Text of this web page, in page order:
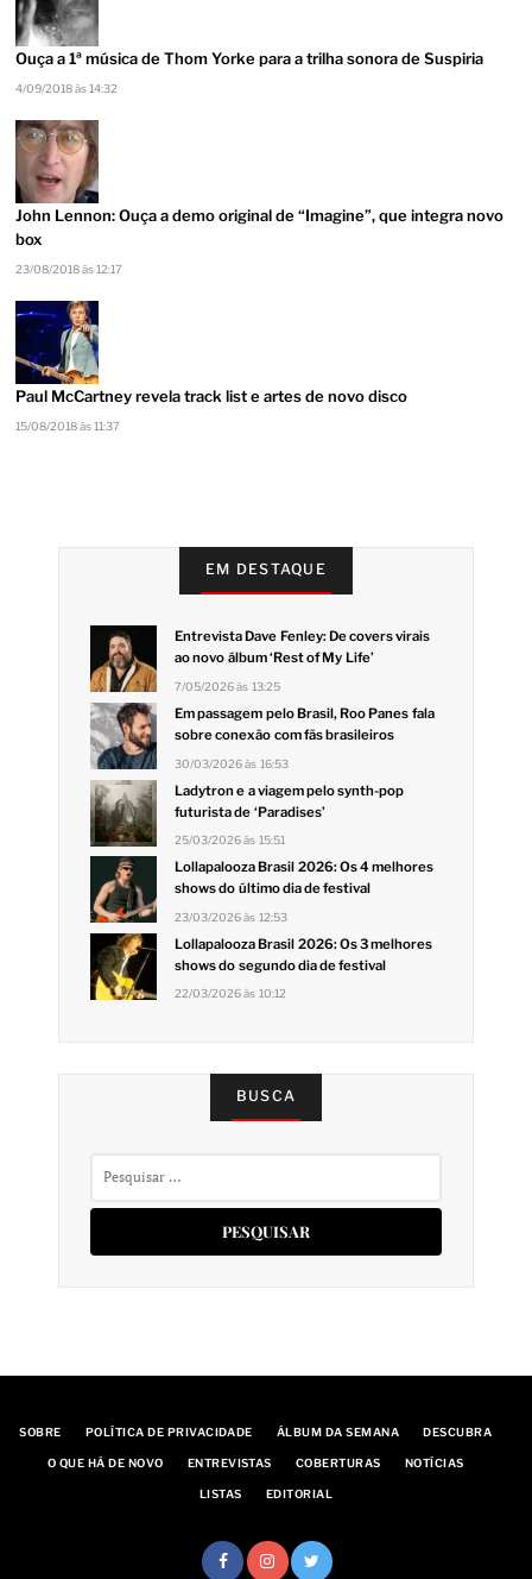
Ouça a 1ª música de Thom Yorke para a trilha sonora de Suspiria
4/09/2018 às 14:32
John Lennon: Ouça a demo original de “Imagine”, que integra novo
box
23/08/2018 às 12:17
Paul McCartney revela track list e artes de novo disco
15/08/2018 às 11:37
EM DESTAQUE
Entrevista Dave Fenley: De covers virais
ao novo álbum ‘Rest of My Life’
7/05/2026 às 13:25
Em passagem pelo Brasil, Roo Panes fala
sobre conexão com fãs brasileiros
30/03/2026 às 16:53
Ladytron e a viagem pelo synth-pop
futurista de ‘Paradises’
25/03/2026 às 15:51
Lollapalooza Brasil 2026: Os 4 melhores
shows do último dia de festival
23/03/2026 às 12:53
Lollapalooza Brasil 2026: Os 3 melhores
shows do segundo dia de festival
22/03/2026 às 10:12
BUSCA
SOBRE POLÍTICA DE PRIVACIDADE ÁLBUM DA SEMANA DESCUBRA
O QUE HÁ DE NOVO ENTREVISTAS COBERTURAS NOTÍCIAS
LISTAS EDITORIAL